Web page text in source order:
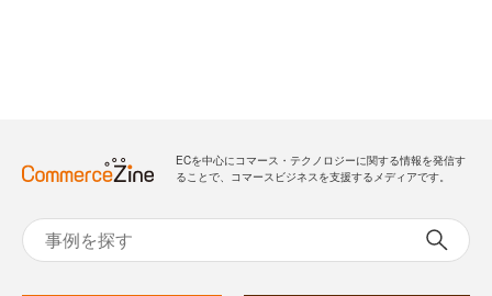
ECを中心にコマース・テクノロジーに関する情報を発信す
ることで、コマースビジネスを支援するメディアです。